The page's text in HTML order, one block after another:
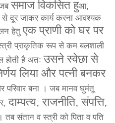
जबसमाज विकसित हुआ,
से दूर जाकर कार्य करना आवश्यक
हेतुएक प्राणी को घर पर
प्राकृतिक रूप से कम बलशाली
होती है अतःउसने स्वेछा से
लिया और पत्नी बनकर
परिवार बना । जब मानव घुमंतू
दाम्पत्य,राजनीति,संपत्ति,
संतान व स्त्री को पिता व पति